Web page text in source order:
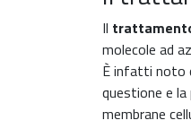
Il
molecole ad
È infatti noto
questione e
membrane